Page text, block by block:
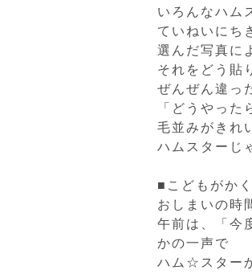
いろんなハム
ていねいにち
選んだ写真に
それをどう貼
ぜんぜん違っ
「どうやっ
毛並みがきれ
ハムスターじ
■こどもがか
おしまいの時
午前は、「今
かの一声で
ハム☆スター